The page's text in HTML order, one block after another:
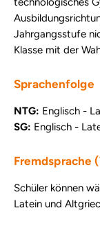
Jahrgangsstufe
Klasse mit der
Sprachenfolge
NTG: Englisch -
SG: Englisch -
Fremdsprache
Schüler können
Latein und